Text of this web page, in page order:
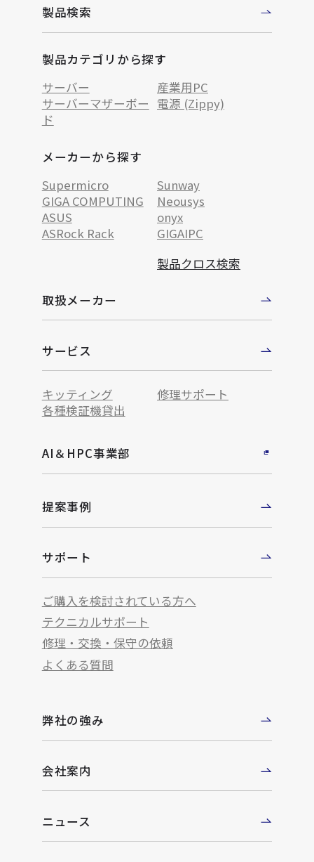
製品検索
製品カテゴリから探す
サーバー
産業用PC
サーバーマザーボー
ド
電源 (Zippy)
メーカーから探す
Supermicro
Sunway
GIGA COMPUTING
Neousys
ASUS
onyx
ASRock Rack
GIGAIPC
製品クロス検索
取扱メーカー
サービス
キッティング
修理サポート
各種検証機貸出
AI＆HPC事業部
提案事例
サポート
ご購入を検討されている方へ
テクニカルサポート
修理・交換・保守の依頼
よくある質問
弊社の強み
会社案内
ニュース